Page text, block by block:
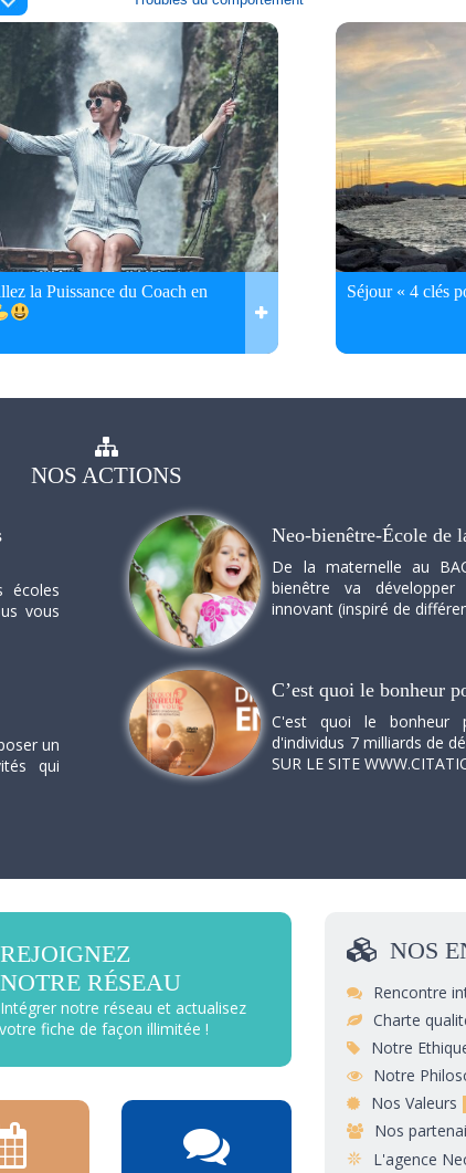
la Puissance du Coach en
Séjour « 4 clés
NOS ACTIONS
écoles
vous
Neo-bienêtre-École de
De la maternelle au
bienêtre va
innovant (inspiré de
un
qui
C’est quoi le bonheur
C'est quoi le bonheur
d'individus 7 milliards de
SUR LE SITE
REJOIGNEZ
NOTRE RÉSEAU
Intégrer notre réseau et actualisez
votre fiche de façon illimitée !
NOS
Rencontre
Charte
Notre
Notre
Nos Valeurs
Nos
L'agence